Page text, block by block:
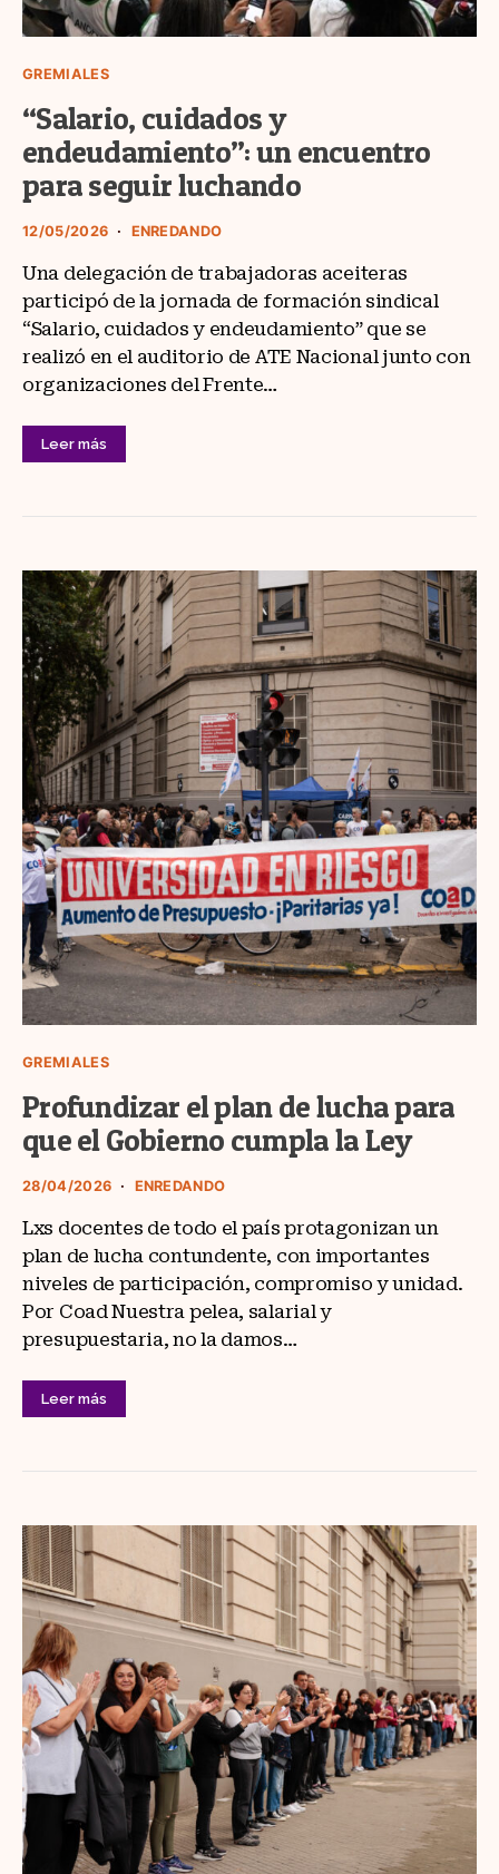
GREMIALES
“Salario, cuidados y
endeudamiento”: un encuentro
para seguir luchando
12/05/2026 ENREDANDO
Una delegación de trabajadoras aceiteras
participó de la jornada de formación sindical
“Salario, cuidados y endeudamiento” que se
realizó en el auditorio de ATE Nacional junto con
organizaciones del Frente…
Leer más
GREMIALES
Profundizar el plan de lucha para
que el Gobierno cumpla la Ley
28/04/2026 ENREDANDO
Lxs docentes de todo el país protagonizan un
plan de lucha contundente, con importantes
niveles de participación, compromiso y unidad.
Por Coad Nuestra pelea, salarial y
presupuestaria, no la damos…
Leer más